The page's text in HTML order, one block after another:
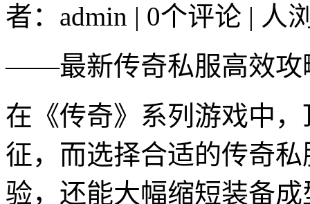
者：admin | 0个评论 | 人
——最新传奇私服高效攻
在《传奇》系列游戏中
征，而选择合适的传奇
验，还能大幅缩短装备